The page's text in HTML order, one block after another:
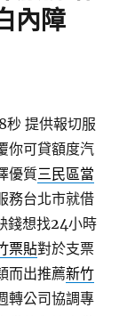
內障
秒 提供報切服
你可貸額度汽
優質三民區當
務台北市就借
錢想找24小時
票貼對於支票
而出推薦新竹
轉公司協調專